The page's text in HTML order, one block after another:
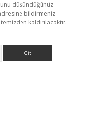
düşündüğünüz
bildirmeniz
kaldırılacaktır.